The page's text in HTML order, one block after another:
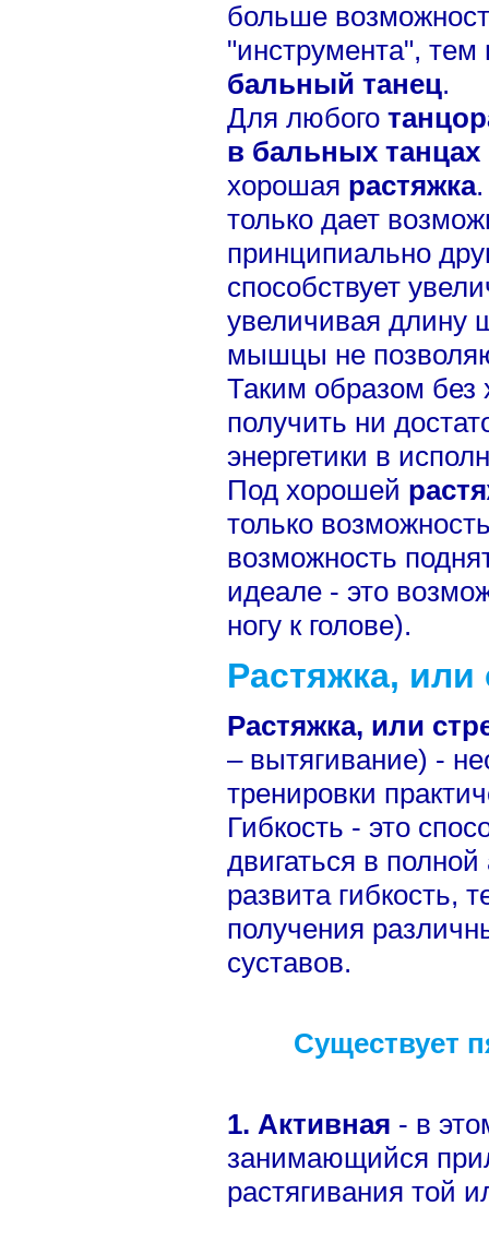
больше
"инструмента", тем
бальный танец.
Для любого
в бальных танцах
хорошая растяжка
только дает
принципиально
способствует
увеличивая длину
мышцы не
Таким образом
получить ни
энергетики в
Под хорошей
только
возможность
идеале - это
ногу к голове).
Растяжка, или
Растяжка, или
– вытягивание) -
тренировки
Гибкость - это
двигаться в
развита гибкость,
получения
суставов.
Существует
1. Активная - в
занимающийся
растягивания той